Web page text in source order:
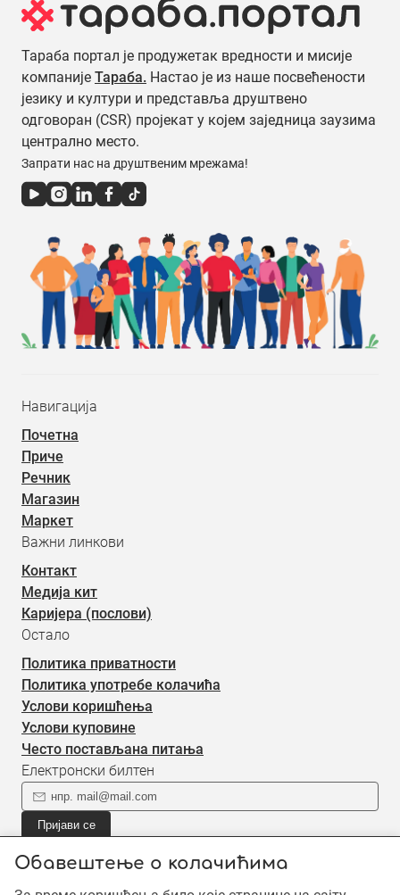
Обавештење о колачићима
Тараба портал је продужетак вредности и мисије
компаније Тараба. Настао је из наше посвећености
језику и култури и представља друштвено
одговоран (CSR) пројекат у којем заједница заузима
централно место.
Запрати нас на друштвеним мрежама!
Навигација
Почетна
Приче
Речник
Магазин
Маркет
Важни линкови
Контакт
Медија кит
Каријера (послови)
Остало
Политика приватности
Политика употребе колачића
Услови коришћења
Услови куповине
Често постављана питања
Електронски билтен
Пријави се
информације о новом садржају.